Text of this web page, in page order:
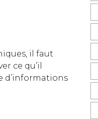
il faut
ce qu’il
d’informations